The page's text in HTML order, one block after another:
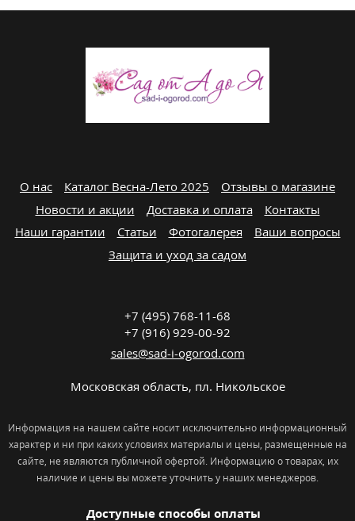
О нас Каталог Весна-Лето 2025
Отзывы о магазине
Новости и акции
Доставка и оплата
Контакты
Наши гарантии
Статьи Фотогалерея
Ваши вопросы
Защита и уход за садом
Доступные способы оплаты
+7 (495) 768-11-68
+7 (916) 929-00-92
sales@sad-i-ogorod.com
Московская область, пл. Никольcкое
Информация на нашем сайте носит исключительно информационный
характер и ни при каких условиях материалы и цены, размещенные на
сайте, не являются публичной офертой. Информацию о товарах, их
наличие и цены вы можете уточнить у наших менеджеров.